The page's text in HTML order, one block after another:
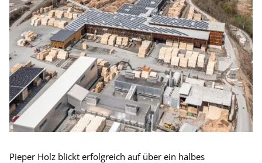
Pieper Holz blickt erfolgreich auf über ein halbes